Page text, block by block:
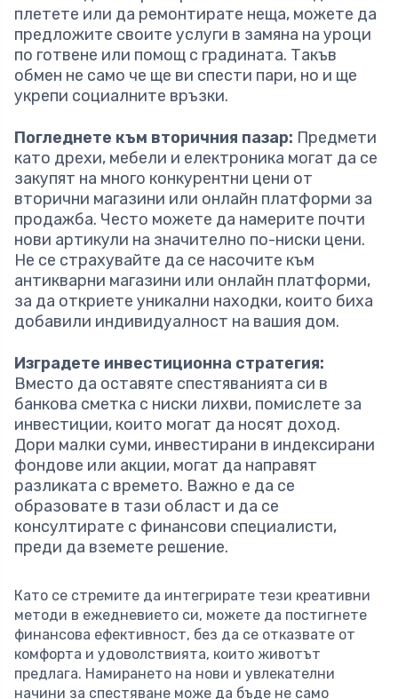
плетете или да ремонтирате неща, можете да
предложите своите услуги в замяна на уроци
по готвене или помощ с градината. Такъв
обмен не само че ще ви спести пари, но и ще
укрепи социалните връзки.
Погледнете към вторичния пазар: Предмети
като дрехи, мебели и електроника могат да се
закупят на много конкурентни цени от
вторични магазини или онлайн платформи за
продажба. Често можете да намерите почти
нови артикули на значително по-ниски цени.
Не се страхувайте да се насочите към
антикварни магазини или онлайн платформи,
за да откриете уникални находки, които биха
добавили индивидуалност на вашия дом.
Изградете инвестиционна стратегия:
Вместо да оставяте спестяванията си в
банкова сметка с ниски лихви, помислете за
инвестиции, които могат да носят доход.
Дори малки суми, инвестирани в индексирани
фондове или акции, могат да направят
разликата с времето. Важно е да се
образовате в тази област и да се
консултирате с финансови специалисти,
преди да вземете решение.
Като се стремите да интегрирате тези креативни
методи в ежедневието си, можете да постигнете
финансова ефективност, без да се отказвате от
комфорта и удоволствията, които животът
предлага. Намирането на нови и увлекателни
начини за спестяване може да бъде не само